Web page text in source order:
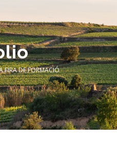
FIRA DE FORMACIÓ